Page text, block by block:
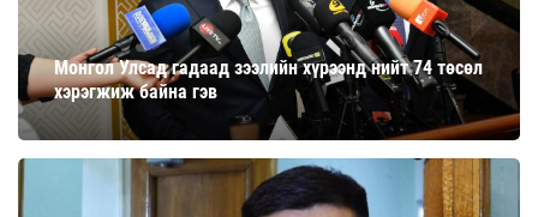
Монгол Улсад гадаад зээлийн хүрээнд нийт 74 төсөл
хэрэгжиж байна гэв